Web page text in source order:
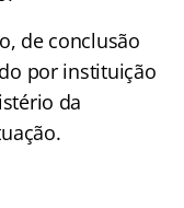
de conclusão
por instituição
da